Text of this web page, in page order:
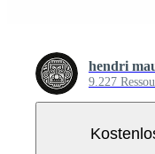
hendri
9.227